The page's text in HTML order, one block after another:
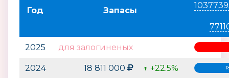
Год Запасы
2025 для залогиненых
2024 18 811 000 ↑ +22.5%